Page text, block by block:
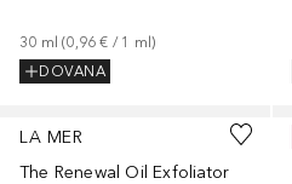
30 ml (0,96 € / 1 ml)
DOVANA
LA MER
The Renewal Oil Exfoliator